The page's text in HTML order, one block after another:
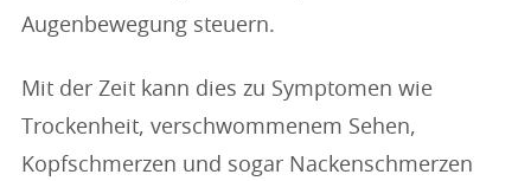
Augenbewegung steuern.
Mit der Zeit kann dies zu Symptomen wie
Trockenheit, verschwommenem Sehen,
Kopfschmerzen und sogar Nackenschmerzen